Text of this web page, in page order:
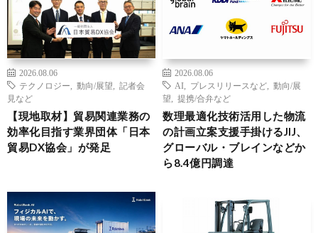
2026.08.06
テクノロジー
動向/展望
記者会
見など
【現地取材】貿易関連業務の
効率化目指す業界団体「日本
貿易DX協会」が発足
2026.08.06
AI
プレスリリースなど
動向/展
望
提携/合弁など
数理最適化技術活用した物流
の計画立案支援手掛けるJIJ、
グローバル・ブレインなどか
ら8.4億円調達